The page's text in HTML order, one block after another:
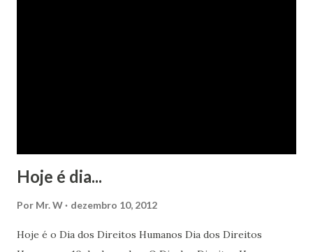
Hoje é dia...
Por Mr. W dezembro 10, 2012
Hoje é o Dia dos Direitos Humanos Dia dos Direitos